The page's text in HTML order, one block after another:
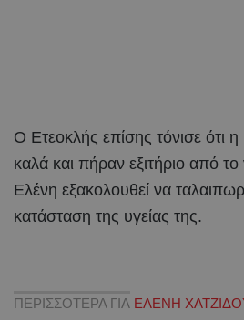
Ο Ετεοκλής επίσης τόνισε ότι η
καλά και πήραν εξιτήριο από
Ελένη εξακολουθεί να
κατάσταση της υγείας της.
ΠΕΡΙΣΣΟΤΕΡΑ ΓΙΑ ΕΛΕΝΗ